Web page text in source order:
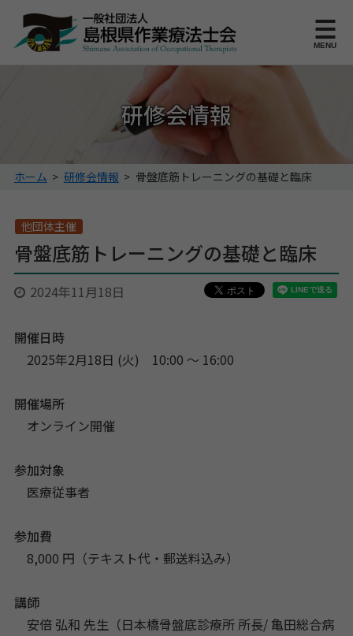
このページの本文へ
MENU
研修会情報
こ
ー
ジ
の
位
置:
ホーム > 研修会情報 > 骨盤底筋トレーニングの基礎と臨床
他団体主催
骨盤底筋トレーニングの基礎と臨床
2024年11月18日
開催日時
2025年2月18日 (火) 10:00 〜 16:00
開催場所
オンライン開催
参加対象
医療従事者
参加費
8,000 円（テキスト代・郵送料込み）
講師
安倍 弘和 先生（日本橋骨盤底診療所 所長/ 亀田総合病